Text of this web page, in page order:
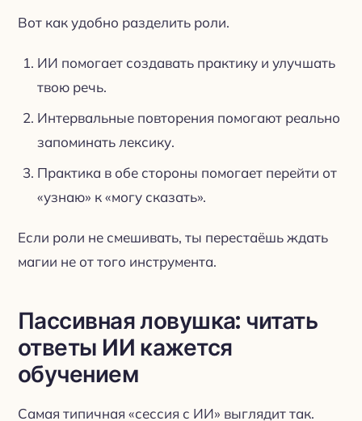
Вот как удобно разделить роли.
ИИ помогает создавать практику и улучшать
твою речь.
Интервальные повторения помогают реально
запоминать лексику.
Практика в обе стороны помогает перейти от
«узнаю» к «могу сказать».
Если роли не смешивать, ты перестаёшь ждать
магии не от того инструмента.
Пассивная ловушка: читать
ответы ИИ кажется
обучением
Самая типичная «сессия с ИИ» выглядит так.